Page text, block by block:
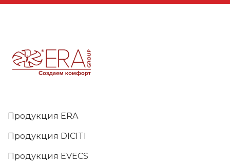
Продукция ERA
Продукция DICITI
Продукция EVECS